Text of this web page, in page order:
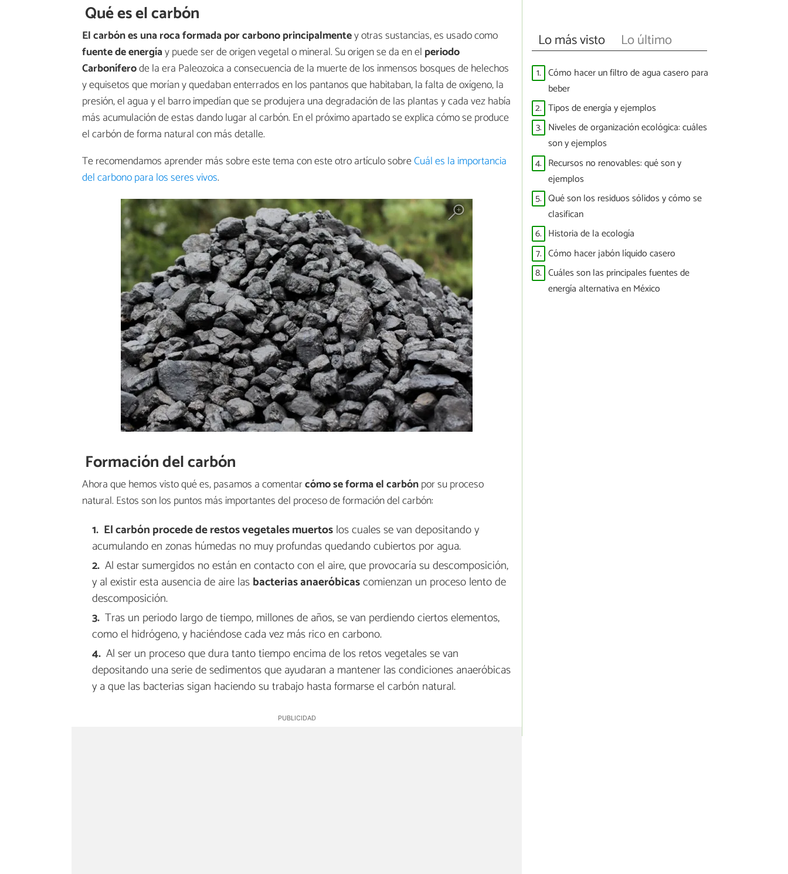
Qué es el carbón
El carbón es una roca formada por carbono principalmentey otras sustancias, es usado como
fuente de energíay puede ser de origen vegetal o mineral. Su origen se da en el periodo
Carboníferode la era Paleozoica a consecuencia de la muerte de los inmensos bosques de helechos
y equisetos que morían y quedaban enterrados en los pantanos que habitaban, la falta de oxígeno, la
presión, el agua y el barro impedían que se produjera una degradación de las plantas y cada vez había
más acumulación de estas dando lugar al carbón. En el próximo apartado se explica cómo se produce
el carbón de forma natural con más detalle.
Te recomendamos aprender más sobre este tema con este otro artículo sobreCuál es la importancia
del carbono para los seres vivos.
Formación del carbón
Ahora que hemos visto qué es, pasamos a comentarcómo se forma el carbónpor su proceso
natural. Estos son los puntos más importantes del proceso de formación del carbón:
El carbón procede de restos vegetales muertoslos cuales se van depositando y
acumulando en zonas húmedas no muy profundas quedando cubiertos por agua.
Al estar sumergidos no están en contacto con el aire, que provocaría su descomposición,
y al existir esta ausencia de aire lasbacterias anaeróbicascomienzan un proceso lento de
descomposición.
Tras un periodo largo de tiempo, millones de años, se van perdiendo ciertos elementos,
como el hidrógeno, y haciéndose cada vez más rico en carbono.
Al ser un proceso que dura tanto tiempo encima de los retos vegetales se van
depositando una serie de sedimentos que ayudaran a mantener las condiciones anaeróbicas
y a que las bacterias sigan haciendo su trabajo hasta formarse el carbón natural.
Lo más visto Lo último
1. Cómo hacer un filtro de agua casero para
beber
2. Tipos de energía y ejemplos
3. Niveles de organización ecológica: cuáles
son y ejemplos
4. Recursos no renovables: qué son y
ejemplos
5. Qué son los residuos sólidos y cómo se
clasifican
6. Historia de la ecología
7. Cómo hacer jabón líquido casero
8. Cuáles son las principales fuentes de
energía alternativa en México